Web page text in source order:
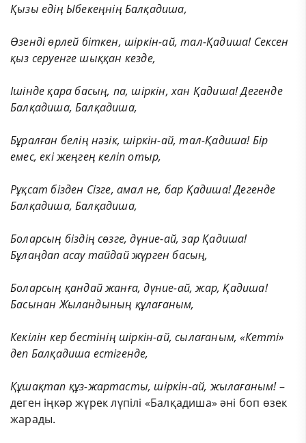
Қызы едің Ыбекеңнің Балқадиша,
Өзендіөрлей біткен, шіркін-ай, тал-Қадиша!Сексен
қыз серуенге шыққан кезде,
Ішіндеқарабасың, па, шіркін, хан Қадиша!Дегенде
Балқадиша, Балқадиша,
Бұралған белің нәзік, шіркін-ай, тал-Қадиша!Бір
емес, екі жеңгең келіп отыр,
Рұқсат бізден Сізге, амал не, бар Қадиша!Дегенде
Балқадиша, Балқадиша,
Боларсың біздің сөзге, дүние-ай, зарҚадиша!
Бұлаңдап асау тайдай жүрген басың,
Боларсың қандайжанға, дүние-ай, жар, Қадиша!
Басынан Жыландының құлағаным,
Кекілін кербестінің шіркін-ай, сылағаным, «Кетті»
деп Балқадиша естігенде,
Құшақтап құз-жартасты, шіркін-ай, жылағаным!–
деген іңкәр жүрек лүпілі «Балқадиша» әні боп өзек
жарады.